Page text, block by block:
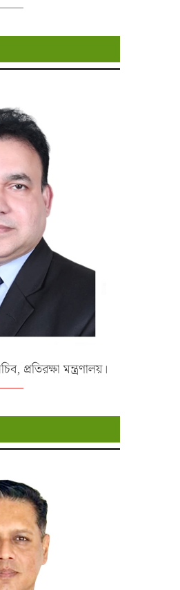
জাতীয় হকি ও কাবাডির নারী দলের
প্রতিরক্ষা মন্ত্রণালয়।